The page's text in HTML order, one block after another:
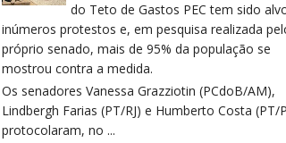
do Teto de Gastos PEC tem sido
inúmeros protestos e, em pesquisa realizada
próprio senado, mais de 95% da população se
mostrou contra a medida.
Os senadores Vanessa Grazziotin (PCdoB/AM),
Lindbergh Farias (PT/RJ) e Humberto Costa (PT/
protocolaram, no ...